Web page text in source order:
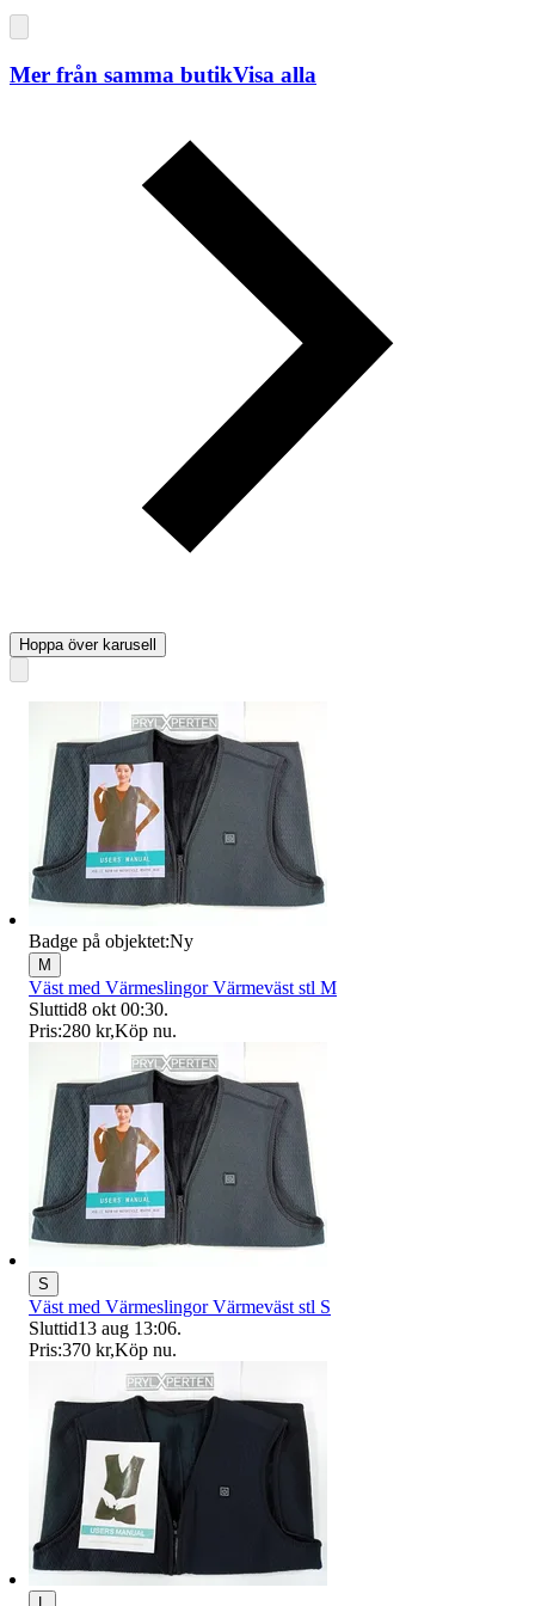
Mer från samma butikVisa alla
Hoppa över karusell
Badge på objektet:Ny
M
Väst med Värmeslingor Värmeväst stl M
Sluttid8 okt 00:30.
Pris:280 kr,Köp nu.
S
Väst med Värmeslingor Värmeväst stl S
Sluttid13 aug 13:06.
Pris:370 kr,Köp nu.